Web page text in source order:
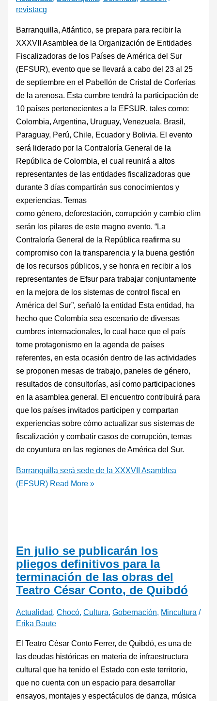
revistacg
Barranquilla, Atlántico, se prepara para recibir la
XXXVII Asamblea de la Organización de Entidades
Fiscalizadoras de los Países de América del Sur
(EFSUR), evento que se llevará a cabo del 23 al 25
de septiembre en el Pabellón de Cristal de Corferias
de la arenosa. Esta cumbre tendrá la participación de
10 países pertenecientes a la EFSUR, tales como:
Colombia, Argentina, Uruguay, Venezuela, Brasil,
Paraguay, Perú, Chile, Ecuador y Bolivia. El evento
será liderado por la Contraloría General de la
República de Colombia, el cual reunirá a altos
representantes de las entidades fiscalizadoras que
durante 3 días compartirán sus conocimientos y
experiencias. Temas
como género, deforestación, corrupción y cambio climático
serán los pilares de este magno evento. “La
Contraloría General de la República reafirma su
compromiso con la transparencia y la buena gestión
de los recursos públicos, y se honra en recibir a los
representantes de Efsur para trabajar conjuntamente
en la mejora de los sistemas de control fiscal en
América del Sur”, señaló la entidad Esta entidad, ha
hecho que Colombia sea escenario de diversas
cumbres internacionales, lo cual hace que el país
tome protagonismo en la agenda de países
referentes, en esta ocasión dentro de las actividades
se proponen mesas de trabajo, paneles de género,
resultados de consultorías, así como participaciones
en la asamblea general. El encuentro contribuirá para
que los países invitados participen y compartan
experiencias sobre cómo actualizar sus sistemas de
fiscalización y combatir casos de corrupción, temas
de coyuntura en las regiones de América del Sur.
Barranquilla será sede de la XXXVII Asamblea
(EFSUR) Read More »
En julio se publicarán los
pliegos definitivos para la
terminación de las obras del
Teatro César Conto, de Quibdó
Actualidad,Chocó,Cultura,Gobernación, Mincultura /
Erika Baute
El Teatro César Conto Ferrer, de Quibdó, es una de
las deudas históricas en materia de infraestructura
cultural que ha tenido el Estado con este territorio,
que no cuenta con un espacio para desarrollar
ensayos, montajes y espectáculos de danza, música